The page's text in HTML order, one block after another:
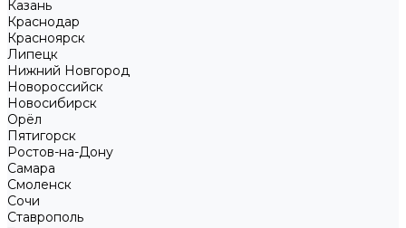
Казань
Краснодар
Красноярск
Липецк
Нижний Новгород
Новороссийск
Новосибирск
Орёл
Пятигорск
Ростов-на-Дону
Самара
Смоленск
Сочи
Ставрополь